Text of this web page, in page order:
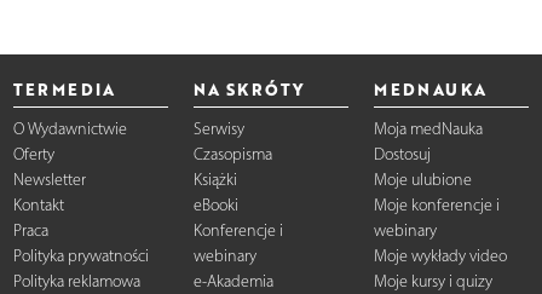
TERMEDIA
O Wydawnictwie
Oferty
Newsletter
Kontakt
Praca
Polityka prywatności
Polityka reklamowa
NA SKRÓTY
Serwisy
Czasopisma
Książki
eBooki
Konferencje i
webinary
e-Akademia
MEDNAUKA
Moja medNauka
Dostosuj
Moje ulubione
Moje konferencje i
webinary
Moje wykłady video
Moje kursy i quizy